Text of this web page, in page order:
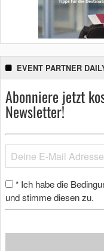
EVENT PARTNER
Abonniere jetzt
Newsletter!
* Ich habe die
und stimme diesen zu.